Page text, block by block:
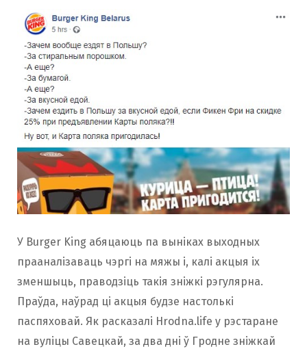
У Burger King абяцаюць па выніках выходных
прааналізаваць чэргі на мяжы і, калі акцыя іх
зменшыць, праводзіць такія зніжкі рэгулярна.
Праўда, наўрад ці акцыя будзе настолькі
паспяховай. Як расказалі Hrodna.life у рэстаране
на вуліцы Савецкай, за два дні ў Гродне зніжкай